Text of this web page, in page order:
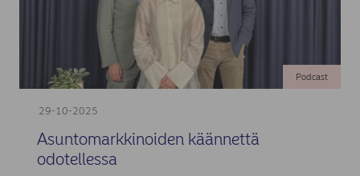
29-10-2025
Podcast
Asuntomarkkinoiden käännettä
odotellessa